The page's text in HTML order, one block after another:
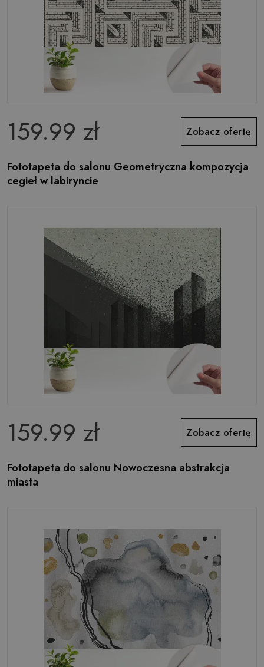
159.99 zł Zobacz ofertę
Fototapeta do salonu Geometryczna kompozycja
cegieł w labiryncie
159.99 zł Zobacz ofertę
Fototapeta do salonu Nowoczesna abstrakcja
miasta